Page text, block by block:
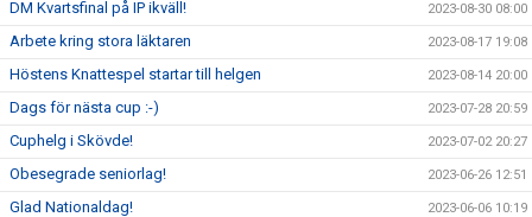
DM Kvartsfinal på IP ikväll! 2023-08-30 08:00
Arbete kring stora läktaren 2023-08-17 19:08
Höstens Knattespel startar till helgen 2023-08-14 20:00
Dags för nästa cup :-) 2023-07-28 20:59
Cuphelg i Skövde! 2023-07-02 20:27
Obesegrade seniorlag! 2023-06-26 12:51
Glad Nationaldag! 2023-06-06 10:19